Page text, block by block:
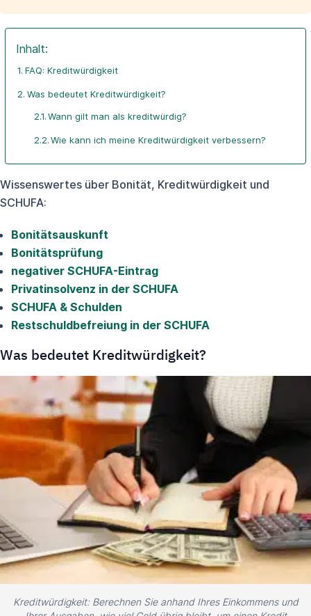
Inhalt:
FAQ: Kreditwürdigkeit
Was bedeutet Kreditwürdigkeit?
Wann gilt man als kreditwürdig?
Wie kann ich meine Kreditwürdigkeit verbessern?
Wissenswertes über Bonität, Kreditwürdigkeit und
SCHUFA:
Bonitätsauskunft
Bonitätsprüfung
negativer SCHUFA-Eintrag
Privatinsolvenz in der SCHUFA
SCHUFA & Schulden
Restschuldbefreiung in der SCHUFA
Was bedeutet Kreditwürdigkeit?
Kreditwürdigkeit: Berechnen Sie anhand Ihres Einkommens und